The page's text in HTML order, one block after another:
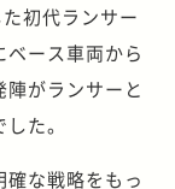
初代ランサー
ース車両から
がランサーと
た。
な戦略をもっ